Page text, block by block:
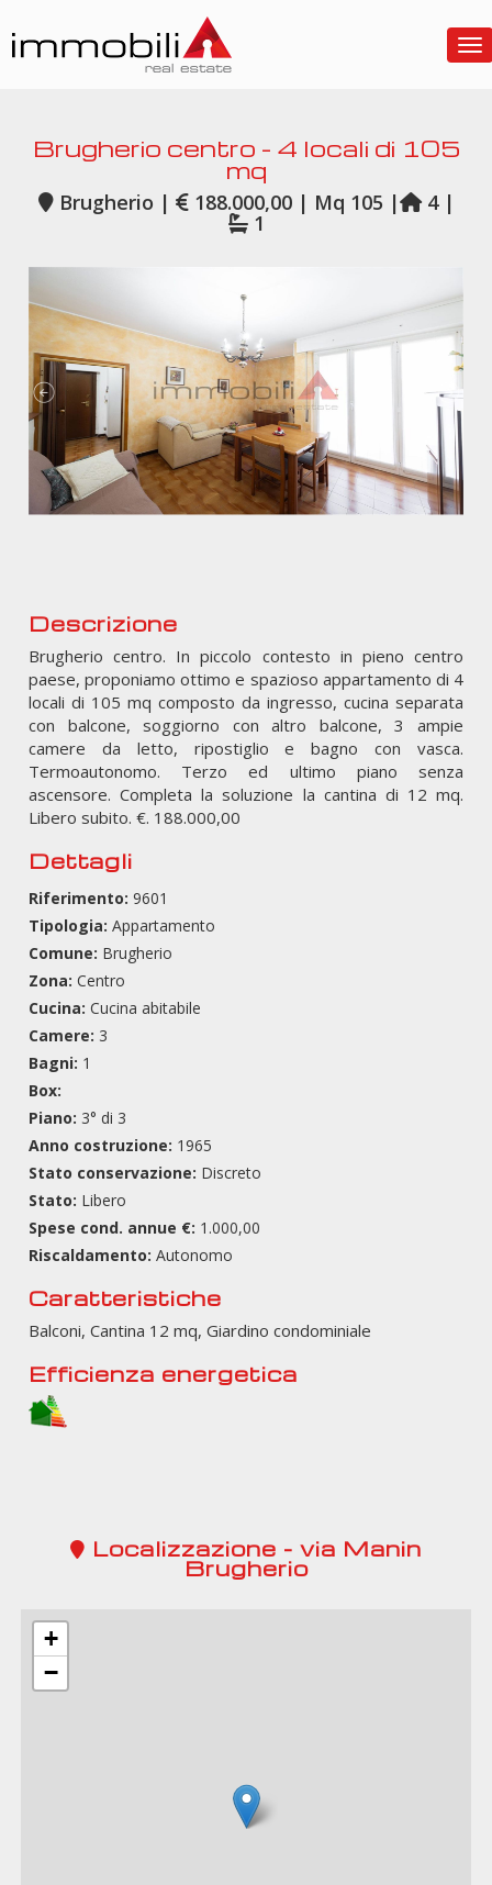
Brugherio centro - 4 locali di 105
mq
Brugherio | 188.000,00 | Mq 105 | 4 |
1
Descrizione
Brugherio centro. In piccolo contesto in pieno centro
paese, proponiamo ottimo e spazioso appartamento di 4
locali di 105 mq composto da ingresso, cucina separata
con balcone, soggiorno con altro balcone, 3 ampie
camere da letto, ripostiglio e bagno con vasca.
Termoautonomo. Terzo ed ultimo piano senza
ascensore. Completa la soluzione la cantina di 12 mq.
Libero subito. €. 188.000,00
Dettagli
Riferimento: 9601
Tipologia: Appartamento
Comune: Brugherio
Zona: Centro
Cucina: Cucina abitabile
Camere: 3
Bagni: 1
Box:
Piano: 3° di 3
Anno costruzione: 1965
Stato conservazione: Discreto
Stato: Libero
Spese cond. annue €: 1.000,00
Riscaldamento: Autonomo
Caratteristiche
Balconi, Cantina 12 mq, Giardino condominiale
Efficienza energetica
Localizzazione - via Manin
Brugherio